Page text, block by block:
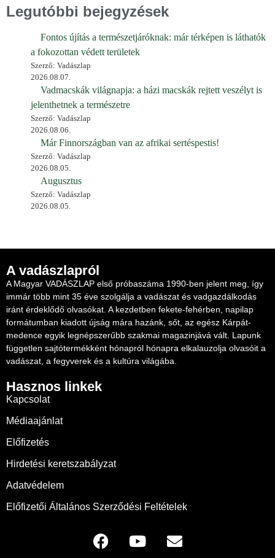
Legutóbbi bejegyzések
Fontos újítás a természetjáróknak: már térképen is láthatók
a fokozottan védett területek
Szerző: Vadászlap
2026.08.07.
Vadmacskák világnapja: a házi macskák rejtett veszélyt is
jelenthetnek a természetre
Szerző: Vadászlap
2026.08.06.
Már Finnországban van az afrikai sertéspestis!
Szerző: Vadászlap
2026.08.05.
Augusztus
Szerző: Vadászlap
2026.08.05.
A vadászlapról
A Magyar VADÁSZLAP első próbaszáma 1990-ben jelent meg, így
immár több mint 35 éve szolgálja a vadászat és vadgazdálkodás
iránt érdeklődő olvasókat. A kezdetben fekete-fehérben, napilap
formátumban kiadott újság mára hazánk, sőt, az egész Kárpát-
medence egyik legnépszerűbb szakmai magazinjává vált. Lapunk
független sajtótermékként hónapról hónapra elkalauzolja olvasóit a
vadászat, a fegyverek és a kultúra világába.
Hasznos linkek
Kapcsolat
Médiaajánlat
Előfizetés
Hirdetési keretszabályzat
Adatvédelem
Előfizetői Általános Szerződési Feltételek